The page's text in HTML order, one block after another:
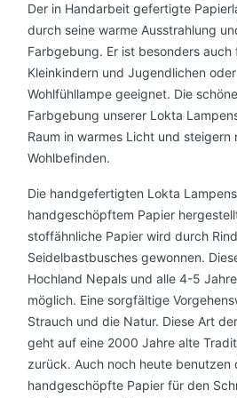
Der in Handarbeit gefertigte
durch seine warme Ausstrahlung
Farbgebung. Er ist besonders auch
Kleinkindern und Jugendlichen
Wohlfühllampe geeignet. Die
Farbgebung unserer Lokta
Raum in warmes Licht und steigern
Wohlbefinden.
Die handgefertigten Lokta
handgeschöpftem Papier
stoffähnliche Papier wird durch
Seidelbastbusches gewonnen.
Hochland Nepals und alle 4-5
möglich. Eine sorgfältige
Strauch und die Natur. Diese Art
geht auf eine 2000 Jahre alte
zurück. Auch noch heute benutzen
handgeschöpfte Papier für den